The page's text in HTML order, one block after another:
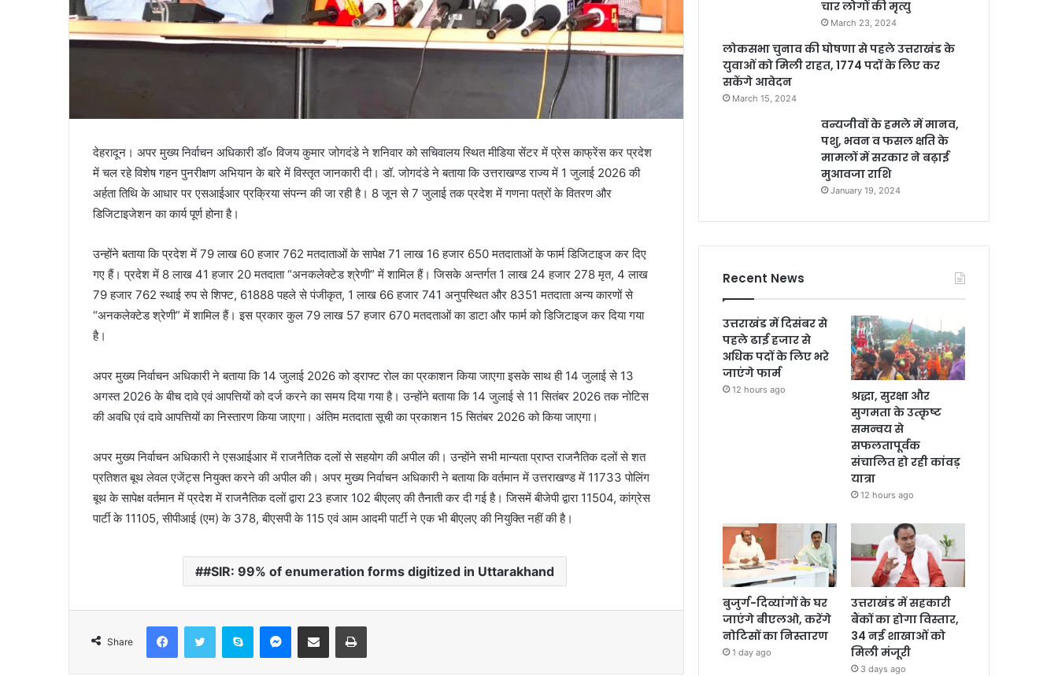
देहरादून। अपर मुख्य निर्वाचन अधिकारी डॉ० विजय कुमार जोगदंडे ने शनिवार को सचिवालय स्थित मीडिया सेंटर में प्रेस काफ्रेंस कर प्रदेश
में चल रहे विशेष गहन पुनरीक्षण अभियान के बारे में विस्तृत जानकारी दी। डॉ. जोगदंडे ने बताया कि उत्तराखण्ड राज्य में 1 जुलाई 2026 की
अर्हता तिथि के आधार पर एसआईआर प्रक्रिया संपन्न की जा रही है। 8 जून से 7 जुलाई तक प्रदेश में गणना पत्रों के वितरण और
डिजिटाइजेशन का कार्य पूर्ण होना है।
उन्होंने बताया कि प्रदेश में 79 लाख 60 हजार 762 मतदाताओं के सापेक्ष 71 लाख 16 हजार 650 मतदाताओं के फार्म डिजिटाइज कर दिए
गए हैं। प्रदेश में 8 लाख 41 हजार 20 मतदाता “अनकलेक्टेड श्रेणी” में शामिल हैं। जिसके अन्तर्गत 1 लाख 24 हजार 278 मृत, 4 लाख
79 हजार 762 स्थाई रुप से शिफ्ट, 61888 पहले से पंजीकृत, 1 लाख 66 हजार 741 अनुपस्थित और 8351 मतदाता अन्य कारणों से
“अनकलेक्टेड श्रेणी” में शामिल हैं। इस प्रकार कुल 79 लाख 57 हजार 670 मतदताओं का डाटा और फार्म को डिजिटाइज कर दिया गया
है।
अपर मुख्य निर्वाचन अधिकारी ने बताया कि 14 जुलाई 2026 को ड्राफ्ट रोल का प्रकाशन किया जाएगा इसके साथ ही 14 जुलाई से 13
अगस्त 2026 के बीच दावे एवं आपत्तियों को दर्ज करने का समय दिया गया है। उन्होंने बताया कि 14 जुलाई से 11 सितंबर 2026 तक नोटिस
की अवधि एवं दावे आपत्तियों का निस्तारण किया जाएगा। अंतिम मतदाता सूची का प्रकाशन 15 सितंबर 2026 को किया जाएगा।
अपर मुख्य निर्वाचन अधिकारी ने एसआईआर में राजनैतिक दलों से सहयोग की अपील की। उन्होंने सभी मान्यता प्राप्त राजनैतिक दलों से शत
प्रतिशत बूथ लेवल एजेंट्स नियुक्त करने की अपील की। अपर मुख्य निर्वाचन अधिकारी ने बताया कि वर्तमान में उत्तराखण्ड में 11733 पोलिंग
बूथ के सापेक्ष वर्तमान में प्रदेश में राजनैतिक दलों द्वारा 23 हजार 102 बीएलए की तैनाती कर दी गई है। जिसमें बीजेपी द्वारा 11504, कांग्रेस
पार्टी के 11105, सीपीआई (एम) के 378, बीएसपी के 115 एवं आम आदमी पार्टी ने एक भी बीएलए की नियुक्ति नहीं की है।
#SIR: 99% of enumeration forms digitized in Uttarakhand
Share
चार लोगों की मृत्यु
March 23, 2024
लोकसभा चुनाव की घोषणा से पहले उत्तराखंड के
युवाओं को मिली राहत, 1774 पदों के लिए कर
सकेंगे आवेदन
March 15, 2024
वन्यजीवों के हमले में मानव,
पशु, भवन व फसल क्षति के
मामलों में सरकार ने बढ़ाई
मुआवजा राशि
January 19, 2024
Recent News
उत्तराखंड में दिसंबर से
पहले ढाई हजार से
अधिक पदों के लिए भरे
जाएंगे फार्म
12 hours ago
श्रद्धा, सुरक्षा और
सुगमता के उत्कृष्ट
समन्वय से
सफलतापूर्वक
संचालित हो रही कांवड़
यात्रा
12 hours ago
बुजुर्ग-दिव्यांगों के घर
जाएंगे बीएलओ, करेंगे
नोटिसों का निस्तारण
1 day ago
उत्तराखंड में सहकारी
बैंकों का होगा विस्तार,
34 नई शाखाओं को
मिली मंजूरी
3 days ago